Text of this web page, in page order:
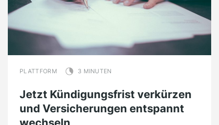
PLATTFORM 3 MINUTEN
Jetzt Kündigungsfrist verkürzen
und Versicherungen entspannt